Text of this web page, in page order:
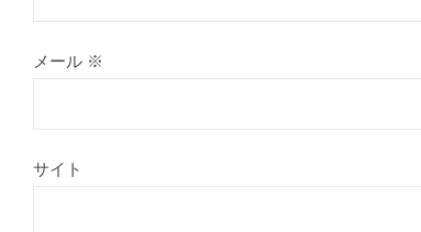
メール ※
サイト